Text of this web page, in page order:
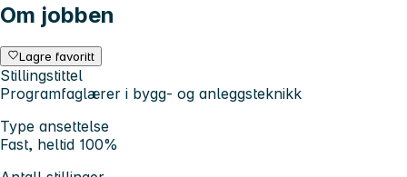
Om jobben
Lagre favoritt
Stillingstittel
Programfaglærer i bygg- og anleggsteknikk
Type ansettelse
Fast, heltid 100%